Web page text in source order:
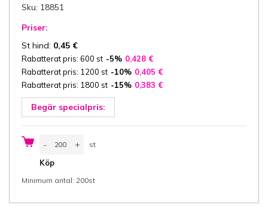
Sku: 18851
Priser:
St hind: 0,45 €
Rabatterat pris: 600 st -5% 0,428 €
Rabatterat pris: 1200 st -10% 0,405 €
Rabatterat pris: 1800 st -15% 0,383 €
Begär specialpris:
-
med
20x13x9
(bredd
x
+ st
Köp
Minimum antal: 200st